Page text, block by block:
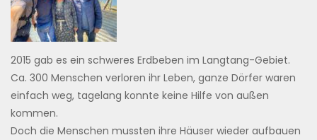
2015 gab es ein schweres Erdbeben im Langtang-Gebiet.
Ca. 300 Menschen verloren ihr Leben, ganze Dörfer waren
einfach weg, tagelang konnte keine Hilfe von außen
kommen.
Doch die Menschen mussten ihre Häuser wieder aufbauen